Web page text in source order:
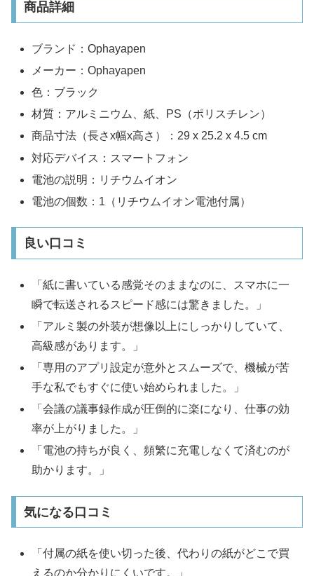
商品詳細
ブランド：Ophayapen
メーカー：Ophayapen
色：ブラック
材質：アルミニウム、紙、PS（ポリスチレン）
商品寸法（長さx幅x高さ）：29 x 25.2 x 4.5 cm
対応デバイス：スマートフォン
電池の説明：リチウムイオン
電池の個数：1（リチウムイオン電池付属）
良い口コミ
「紙に書いている感覚そのままなのに、スマホに一
瞬で転送されるスピード感には驚きました。」
「アルミ製の外装が想像以上にしっかりしていて、
高級感があります。」
「専用のアプリ設定が意外とスムーズで、機械が苦
手な私でもすぐに使い始められました。」
「会議の議事録作成が圧倒的に楽になり、仕事の効
率が上がりました。」
「電池の持ちが良く、頻繁に充電しなくて済むのが
助かります。」
気になる口コミ
「付属の紙を使い切った後、代わりの紙がどこで買
えるのか分かりにくいです。」